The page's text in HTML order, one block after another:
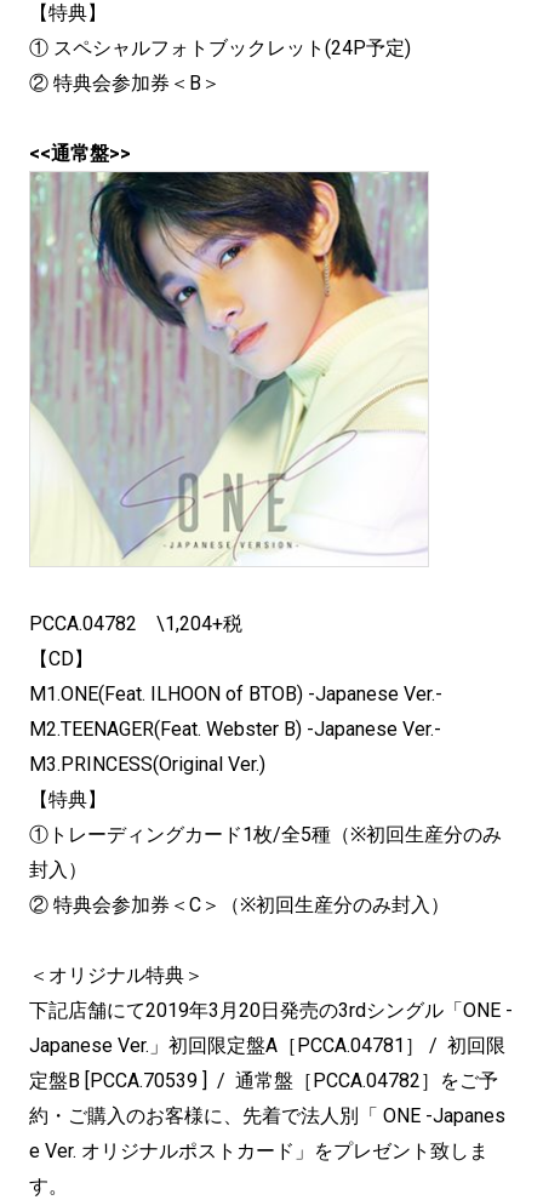
【特典】
① スペシャルフォトブックレット(24P予定)
② 特典会参加券＜B＞
<<通常盤>>
PCCA.04782 \1,204+税
【CD】
M1.ONE(Feat. ILHOON of BTOB) -Japanese Ver.-
M2.TEENAGER(Feat. Webster B) -Japanese Ver.-
M3.PRINCESS(Original Ver.)
【特典】
①トレーディングカード1枚/全5種（※初回生産分のみ
封入）
② 特典会参加券＜C＞（※初回生産分のみ封入）
＜オリジナル特典＞
下記店舗にて2019年3月20日発売の3rdシングル「ONE -
Japanese Ver.」初回限定盤A［PCCA.04781］ / 初回限
定盤B [PCCA.70539 ] / 通常盤［PCCA.04782］をご予
約・ご購入のお客様に、先着で法人別「 ONE -Japanes
e Ver. オリジナルポストカード」をプレゼント致しま
す。